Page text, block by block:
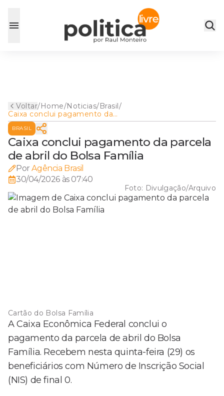
Voltar/Home/Noticias/Brasil/
Caixa conclui pagamento da
parcela de abril do Bolsa
Família
BRASIL
Caixa conclui pagamento da parcela
de abril do Bolsa Família
Por Agência Brasil
30/04/2026 às 07:40
Foto: Divulgação/Arquivo
Cartão do Bolsa Família
A Caixa Econômica Federal conclui o
pagamento da parcela de abril do Bolsa
Família. Recebem nesta quinta-feira (29) os
beneficiários com Número de Inscrição Social
(NIS) de final 0.